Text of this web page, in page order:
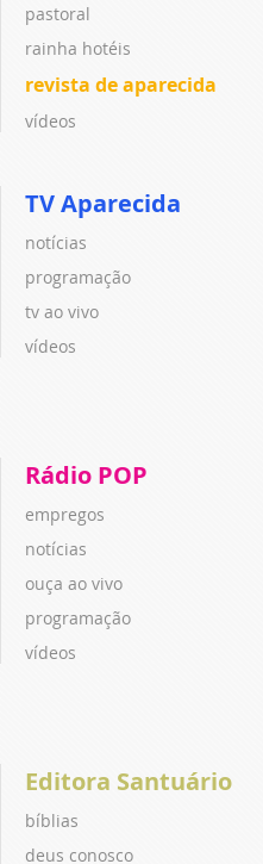
pastoral
rainha hotéis
revista de aparecida
vídeos
TV Aparecida
notícias
programação
tv ao vivo
vídeos
Rádio POP
empregos
notícias
ouça ao vivo
programação
vídeos
Editora Santuário
bíblias
deus conosco